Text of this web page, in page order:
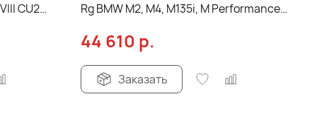
CU2
Rg BMW M2, M4, M135i, M Performance
44 610 р.
Заказать